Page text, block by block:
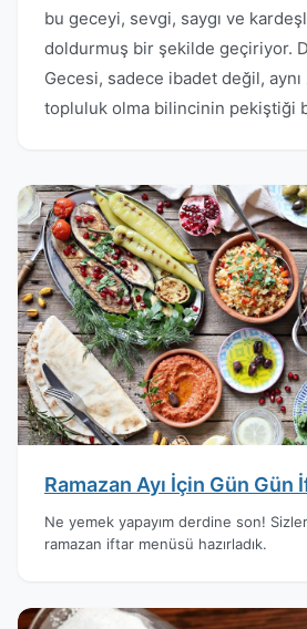
bu geceyi, sevgi, saygı ve
doldurmuş bir şekilde geçiriyor.
Gecesi, sadece ibadet değil,
topluluk olma bilincinin pekiştiği
Ramazan Ayı İçin Gün Gün
Ne yemek yapayım derdine son!
ramazan iftar menüsü hazırladık.